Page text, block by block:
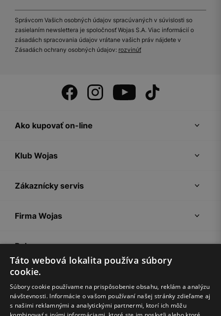
Správcom Vašich osobných údajov spracúvaných v súvislosti so
zasielaním newslettera je spoločnosť Wojas S.A. Viac informácií o
zásadách spracovania údajov vrátane vašich práv nájdete v
Zásadách ochrany osobných údajov: rozvinúť
Ako kupovať on-line
Klub Wojas
Zákaznícky servis
Firma Wojas
Pokyny
Táto webová lokalita používa súbory
cookie.
Súbory cookie používame na prispôsobenie obsahu, reklám a analýzu
návštevnosti. Informácie o vašom používaní našej stránky zdieľame aj
s našimi reklamnými a analytickými partnermi, ktorí ich môžu